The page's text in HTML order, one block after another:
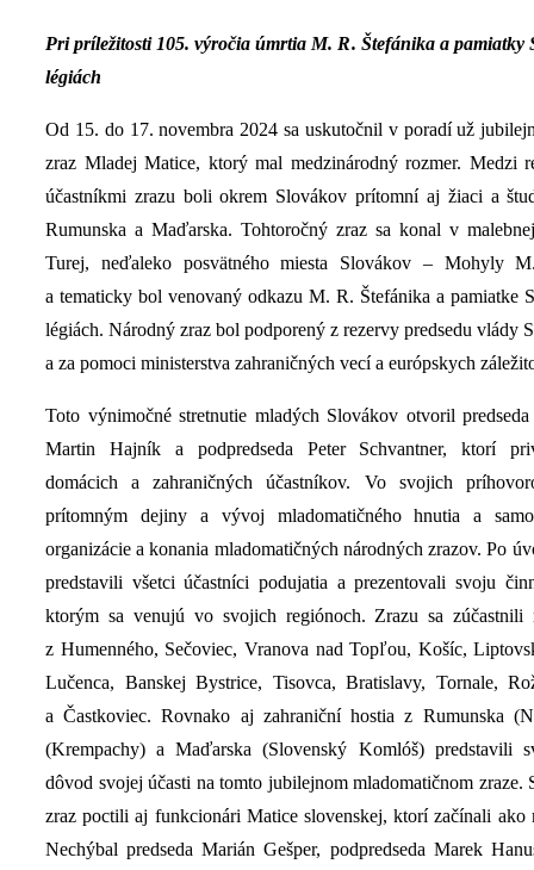
Pri príležitosti 105. výročia úmrtia M. R. Štefánika a pamiatky
légiách
Od 15. do 17. novembra 2024 sa uskutočnil v poradí už
zraz Mladej Matice, ktorý mal medzinárodný rozmer. Medzi
účastníkmi zrazu boli okrem Slovákov prítomní aj žiaci a
Rumunska a Maďarska. Tohtoročný zraz sa konal v
Turej, neďaleko posvätného miesta Slovákov – Mohyly
a tematicky bol venovaný odkazu M. R. Štefánika a pamiatke
légiách. Národný zraz bol podporený z rezervy predsedu vlády
a za pomoci ministerstva zahraničných vecí a európskych
Toto výnimočné stretnutie mladých Slovákov otvoril
Martin Hajník a podpredseda Peter Schvantner, ktorí
domácich a zahraničných účastníkov. Vo svojich
prítomným dejiny a vývoj mladomatičného hnutia a
organizácie a konania mladomatičných národných zrazov. Po
predstavili všetci účastníci podujatia a prezentovali svoju
ktorým sa venujú vo svojich regiónoch. Zrazu sa zúčastnili
z Humenného, Sečoviec, Vranova nad Topľou, Košíc,
Lučenca, Banskej Bystrice, Tisovca, Bratislavy, Tornale,
a Častkoviec. Rovnako aj zahraniční hostia z Rumunska
(Krempachy) a Maďarska (Slovenský Komlóš) predstavili
dôvod svojej účasti na tomto jubilejnom mladomatičnom zraze.
zraz poctili aj funkcionári Matice slovenskej, ktorí začínali ako
Nechýbal predseda Marián Gešper, podpredseda Marek